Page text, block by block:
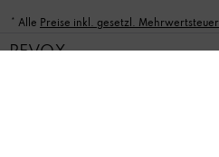
* Alle Preise inkl. gesetzl. Mehrwertsteuer
REVOX